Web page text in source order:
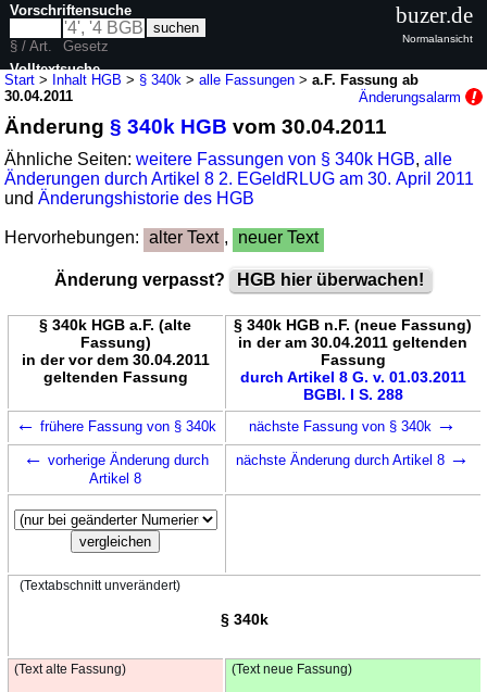
Start > Inhalt HGB > § 340k >alle Fassungen >a.F. Fassung ab
30.04.2011
Änderungsalarm
Änderung§ 340k HGB vom 30.04.2011
Ähnliche Seiten:weitere Fassungen von § 340k HGB,alle
Änderungen durch Artikel 8 2. EGeldRLUG am 30. April 2011
undÄnderungshistorie des HGB
Hervorhebungen: alter Text , neuer Text
Änderung verpasst? HGB hier überwachen!
§ 340k HGB a.F. (alte
Fassung)
in der vor dem 30.04.2011
geltenden Fassung
§ 340k HGB n.F. (neue Fassung)
in der am 30.04.2011 geltenden
Fassung
durch Artikel 8 G. v. 01.03.2011
BGBl. I S. 288
← frühere Fassung von § 340k nächste Fassung von § 340k →
← vorherige Änderung durch
Artikel 8
nächste Änderung durch Artikel 8 →
(Textabschnitt unverändert)
§ 340k
(Text alte Fassung) (Text neue Fassung)
Vorschriftensuche
§ / Art.
Gesetz
Volltextsuche
buzer.de
Normalansicht